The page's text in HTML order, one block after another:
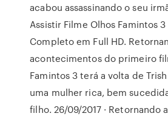
acabou assassinando o seu
Assistir Filme Olhos Famintos
Completo em Full HD.
acontecimentos do primeiro
Famintos 3 terá a volta de
uma mulher rica, bem
filho. 26/09/2017 · Retornando